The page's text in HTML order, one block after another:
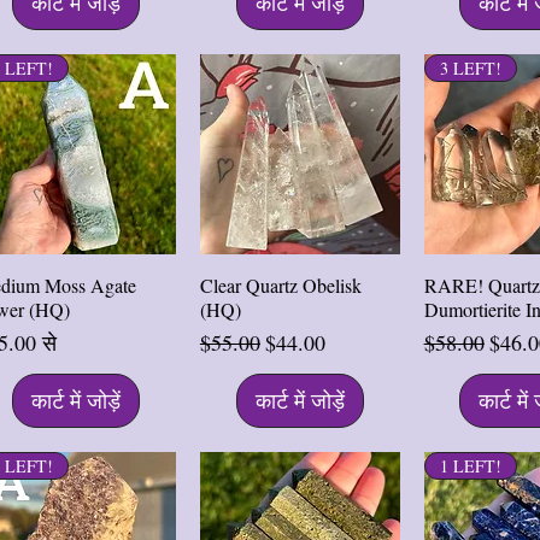
त्वरित दृश्य
LEFT!
Moss Agate
(HQ)
से
मूल्य
कार्ट में जोड़ें
त्वरित दृश्य
Clear Quartz Obelisk
(HQ)
नियमित मूल्य
$55.00बिक्री मूल्य
$44.00
कार्ट में जोड़ें
त्वरित
3 LEFT!
RARE!
Dumortierite
नियमित मूल्य
$58.00बिक्री
कार्ट में
LEFT! 1 LEFT!